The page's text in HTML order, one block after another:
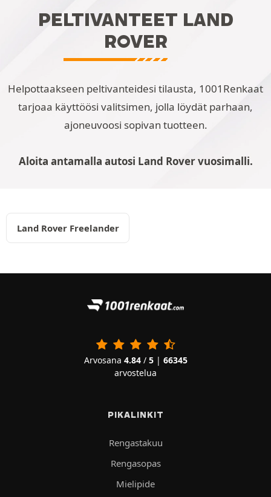
PELTIVANTEET LAND
ROVER
Helpottaakseen peltivanteidesi tilausta, 1001Renkaat
tarjoaa käyttöösi valitsimen, jolla löydät parhaan,
ajoneuvoosi sopivan tuotteen.
Aloita antamalla autosi Land Rover vuosimalli.
Land Rover Freelander
Arvosana 4.84/ 5| 66345
arvostelua
PIKALINKIT
Rengastakuu
Rengasopas
Mielipide